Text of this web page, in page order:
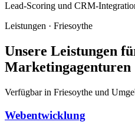
Lead-Scoring und CRM-
Leistungen · Friesoythe
Unsere Leistungen
Marketingagenturen
Verfügbar in Friesoythe und
Webentwicklung